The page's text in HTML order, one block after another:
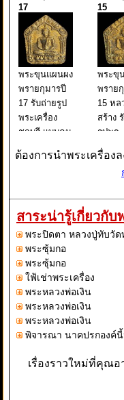
ย์ แห่งก
17
พระขุนแผนผง
พรายกุมารปี
17 รับถ่ายรูป
พระเครื่อง
ชลบุรี แบบคม
15
พระขุ
พราย
15 หล
สร้าง
รูปพร
คมชัด
ขุนแผ
พราย
สร้าง
เสกโ
ต้องการนำพระเครื่อง
สาระน่ารู้เกี่ยวกับ
พระปิดตา หลวงปู่ทับวัด
พระซุ้มกอ
พระซุ้มกอ
ใฟ้เช่าพระเครื่อง
พระหลวงพ่อเงิน
พระหลวงพ่อเงิน
พระหลวงพ่อเงิน
พิจารณา นาคปรกองค์
เรื่องราวใหม่ที่คุณอ